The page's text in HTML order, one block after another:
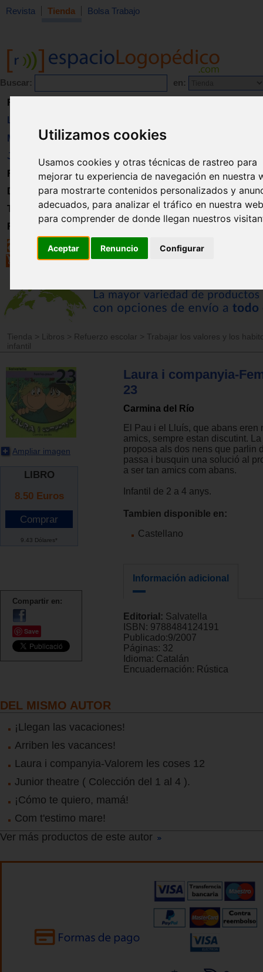
Utilizamos cookies
Usamos cookies y otras técnicas de rastreo para
mejorar tu experiencia de navegación en nuestra
para mostrarte contenidos personalizados y
adecuados, para analizar el tráfico en nuestra
para comprender de donde llegan nuestros
Aceptar Renuncio Configurar
Revista Tienda Bolsa Trabajo
Buscar: en:
Revista
Libros
Material
Juguetes
Formación
Directorio
Trabajo
Registro
Tienda > Libros > Refuerzo escolar > Trabajar los valores y los
infantil
Ampliar imagen
LIBRO
8.50 Euros
9.43 Dólares*
Compartir en:
Save
Laura i companyia-
23
Carmina del Río
El Pau i el Lluís, que abans eren
amics, sempre estan discutint.
proposa als dos nens que parlin
passa i busquin una solució al
a ser tan amics com abans.
Infantil de 2 a 4 anys.
Tambien disponible en:
Castellano
Información adicional
Editorial: Salvatella
ISBN: 9788484124191
Publicado:9/2007
Páginas: 32
Idioma: Catalán
Encuadernación: Rústica
DEL MISMO AUTOR
¡Llegan las vacaciones!
Arriben les vacances!
Laura i companyia-Valorem les coses 12
Junior theatre ( Colección del 1 al 4 ).
¡Cómo te quiero, mamá!
Com t'estimo mare!
Ver más productos de este autor